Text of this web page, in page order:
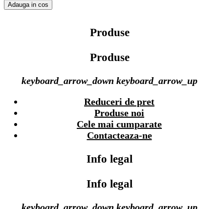
Adauga in cos
Produse
Produse
keyboard_arrow_down keyboard_arrow_up
Reduceri de pret
Produse noi
Cele mai cumparate
Contacteaza-ne
Info legal
Info legal